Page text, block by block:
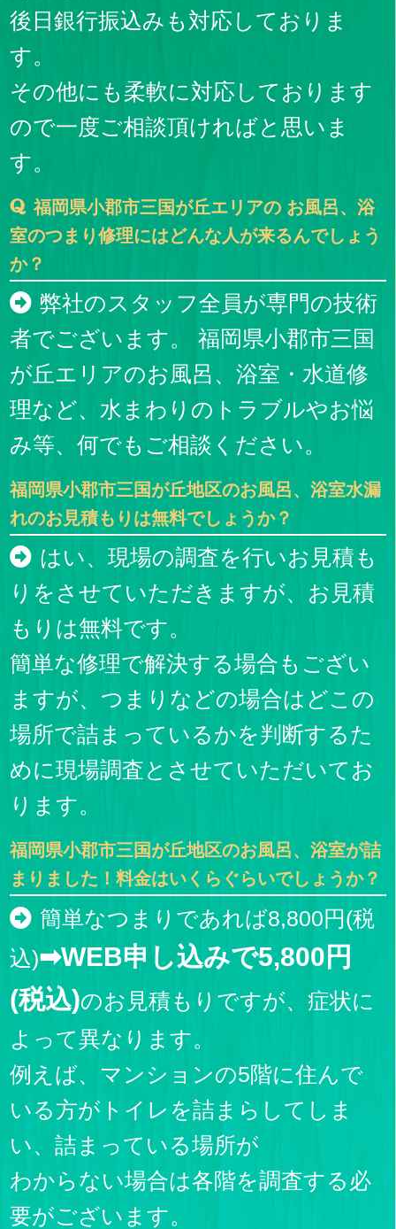
後日銀行振込みも対応しておりま
す。
その他にも柔軟に対応しております
ので一度ご相談頂ければと思いま
す。
福岡県小郡市三国が丘エリアの お風呂、浴
室のつまり修理にはどんな人が来るんでしょう
か？
弊社のスタッフ全員が専門の技術
者でございます。 福岡県小郡市三国
が丘エリアのお風呂、浴室・水道修
理など、水まわりのトラブルやお悩
み等、何でもご相談ください。
福岡県小郡市三国が丘地区のお風呂、浴室水漏
れのお見積もりは無料でしょうか？
はい、現場の調査を行いお見積も
りをさせていただきますが、お見積
もりは無料です。
簡単な修理で解決する場合もござい
ますが、つまりなどの場合はどこの
場所で詰まっているかを判断するた
めに現場調査とさせていただいてお
ります。
福岡県小郡市三国が丘地区のお風呂、浴室が詰
まりました！料金はいくらぐらいでしょうか？
簡単なつまりであれば8,800円(税
込)➡WEB申し込みで5,800円
(税込)のお見積もりですが、症状に
よって異なります。
例えば、マンションの5階に住んで
いる方がトイレを詰まらしてしま
い、詰まっている場所が
わからない場合は各階を調査する必
要がございます。